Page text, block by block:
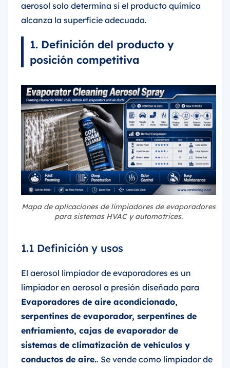
aerosol solo determina si el producto químico
alcanza la superficie adecuada.
1. Definición del producto y
posición competitiva
Mapa de aplicaciones de limpiadores de evaporadores
para sistemas HVAC y automotrices.
1.1 Definición y usos
El aerosol limpiador de evaporadores es un
limpiador en aerosol a presión diseñado para
Evaporadores de aire acondicionado,
serpentines de evaporador, serpentines de
enfriamiento, cajas de evaporador de
sistemas de climatización de vehículos y
conductos de aire.. Se vende como limpiador de